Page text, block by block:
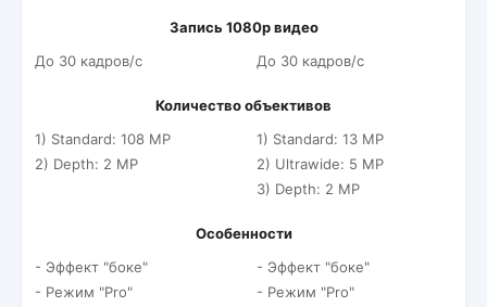
Запись 1080p видео
До 30 кадров/c
До 30 кадров/c
Количество объективов
1) Standard: 108 MP
2) Depth: 2 MP
1) Standard: 13 MP
2) Ultrawide: 5 MP
3) Depth: 2 MP
Особенности
- Эффект "боке"
- Режим "Pro"
- Эффект "боке"
- Режим "Pro"